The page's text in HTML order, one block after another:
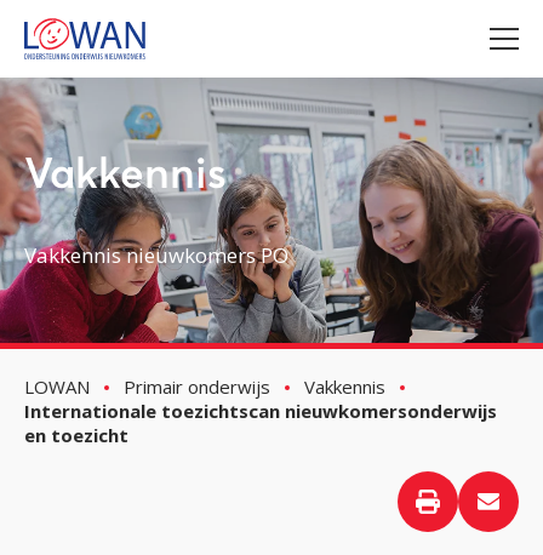
Vakkennis
Vakkennis nieuwkomers PO
LOWAN Primair onderwijs
Vakkennis
Internationale toezichtscan nieuwkomersonderwijs
en toezicht